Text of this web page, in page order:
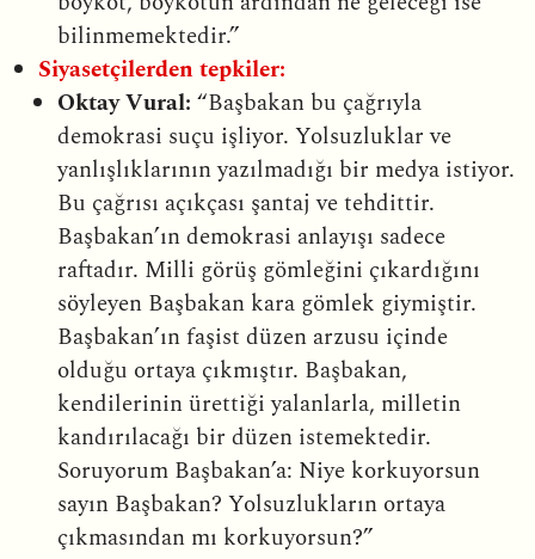
bilinmemektedir.”
Siyasetçilerden tepkiler:
Oktay Vural: “Başbakan bu çağrıyla
demokrasi suçu işliyor. Yolsuzluklar ve
yanlışlıklarının yazılmadığı bir medya istiyor.
Bu çağrısı açıkçası şantaj ve tehdittir.
Başbakan’ın demokrasi anlayışı sadece
raftadır. Milli görüş gömleğini çıkardığını
söyleyen Başbakan kara gömlek giymiştir.
Başbakan’ın faşist düzen arzusu içinde
olduğu ortaya çıkmıştır. Başbakan,
kendilerinin ürettiği yalanlarla, milletin
kandırılacağı bir düzen istemektedir.
Soruyorum Başbakan’a: Niye korkuyorsun
sayın Başbakan? Yolsuzlukların ortaya
çıkmasından mı korkuyorsun?”